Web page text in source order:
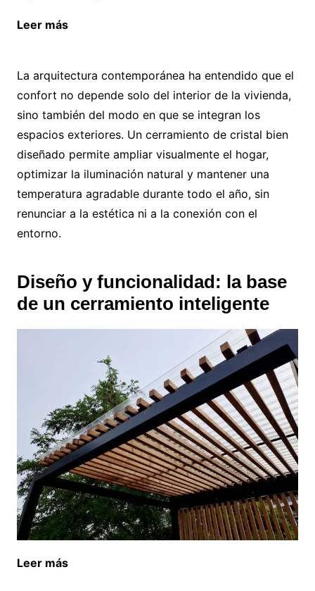
Leer más
La arquitectura contemporánea ha entendido que el
confort no depende solo del interior de la vivienda,
sino también del modo en que se integran los
espacios exteriores. Un cerramiento de cristal bien
diseñado permite ampliar visualmente el hogar,
optimizar la iluminación natural y mantener una
temperatura agradable durante todo el año, sin
renunciar a la estética ni a la conexión con el
entorno.
Diseño y funcionalidad: la base
de un cerramiento inteligente
Leer más